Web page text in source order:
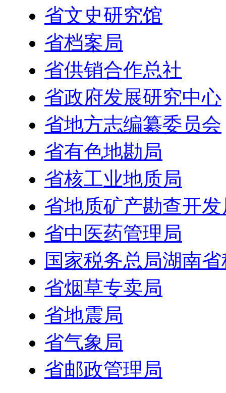
省文史研究馆
省档案局
省供销合作总社
省政府发展研究中心
省地方志编纂委员会
省有色地勘局
省核工业地质局
省地质矿产勘查开发
省中医药管理局
国家税务总局湖南
省烟草专卖局
省地震局
省气象局
省邮政管理局